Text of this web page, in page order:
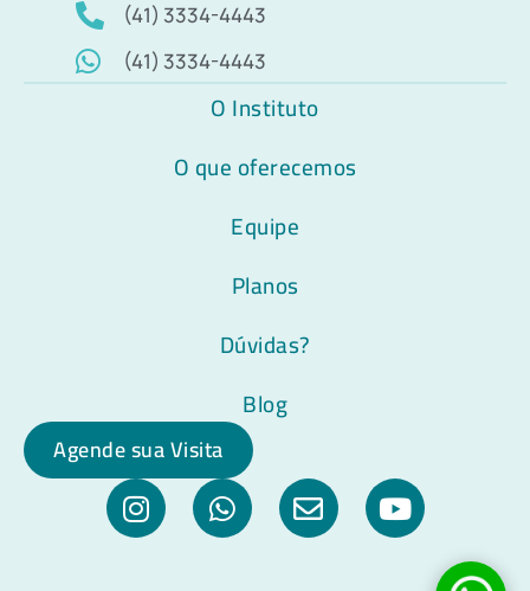
(41) 3334-4443
(41) 3334-4443
O Instituto
O que oferecemos
Equipe
Planos
Dúvidas?
Blog
Agende sua Visita